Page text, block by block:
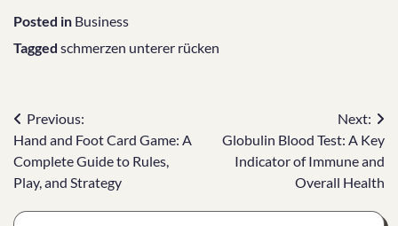
Posted in Business
Tagged schmerzen unterer rücken
Post
navigation
Previous:
Hand and Foot Card Game: A
Complete Guide to Rules,
Play, and Strategy
Next:
Globulin Blood Test: A Key
Indicator of Immune and
Overall Health